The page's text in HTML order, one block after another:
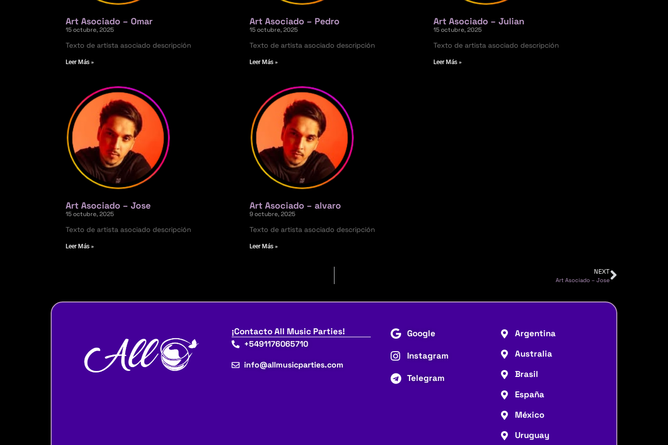
Art Asociado – Omar
15 octubre, 2025
Texto de artista asociado descripción
Leer Más »
Art Asociado – Pedro
15 octubre, 2025
Texto de artista asociado descripción
Leer Más »
Art Asociado – Julian
15 octubre, 2025
Texto de artista asociado descripción
Leer Más »
Art Asociado – Jose
15 octubre, 2025
Texto de artista asociado descripción
Leer Más »
Art Asociado – alvaro
9 octubre, 2025
Texto de artista asociado descripción
Leer Más »
NEXT
Art Asociado – Jose
¡Contacto All Music Parties!
+5491176065710
info@allmusicparties.com
Google
Instagram
Telegram
Argentina
Australia
Brasil
España
México
Uruguay